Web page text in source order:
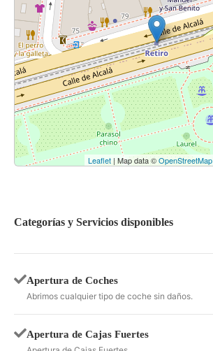
Leaflet | Map data ©OpenStreetMap
Categorías y Servicios disponibles
Apertura de Coches
Abrimos cualquier tipo de coche sin daños.
Apertura de Cajas Fuertes